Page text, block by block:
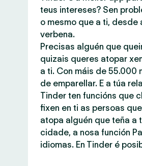
teus intereses? Sen
o mesmo que a ti,
verbena.
Precisas alguén que
quizais queres atopar
a ti. Con máis de 55.000
de emparellar. E a túa
Tinder ten funcións que
fixen en ti as persoas
atopa alguén que teña a
cidade, a nosa función
idiomas. En Tinder é